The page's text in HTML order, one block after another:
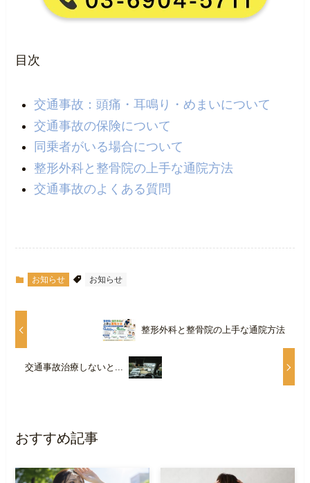
目次
交通事故：頭痛・耳鳴り・めまいについて
交通事故の保険について
同乗者がいる場合について
整形外科と整骨院の上手な通院方法
交通事故のよくある質問
お知らせ お知らせ
整形外科と整骨院の上手な通院方法
交通事故治療しないと...
おすすめ記事